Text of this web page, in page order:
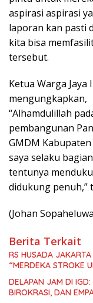
aspirasi aspirasi
laporan kan pasti
kita bisa
tersebut.
Ketua Warga Jaya
mengungkapkan,
“Alhamdulillah
pembangunan
GMDM
saya selaku
tentunya
didukung penuh,”
(Johan
Berita Terkait
RS HUSADA
“MERDEKA STROKE
DELAPAN JAM DI
BIROKRASI, DAN